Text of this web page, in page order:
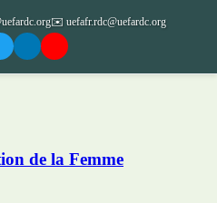
✉️ uefafr.rdc@uefardc.org
de la Femme